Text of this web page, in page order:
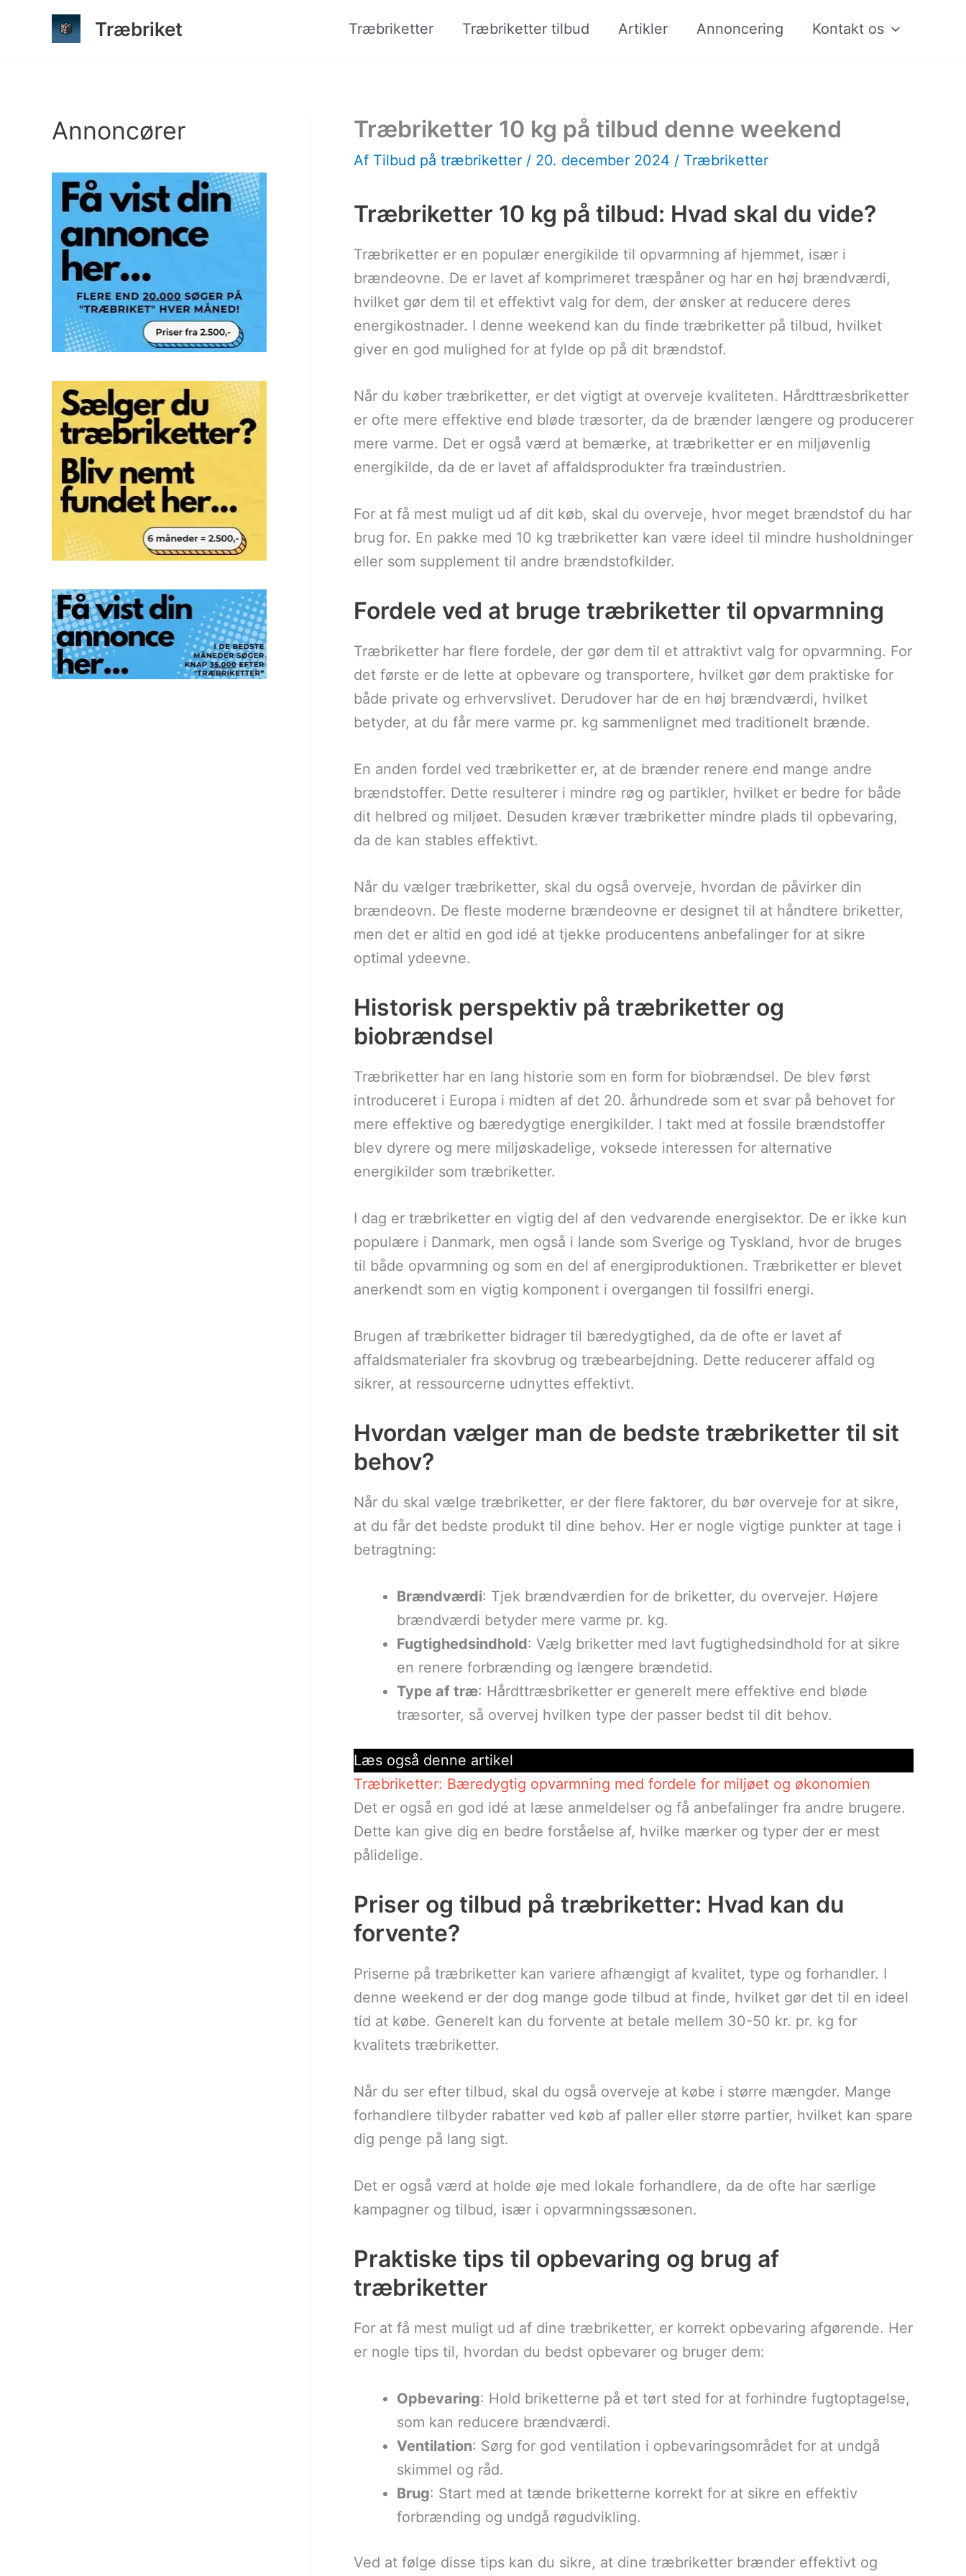
Træbriket Træbriketter Træbriketter tilbud Artikler Annoncering Kontakt os
Annoncører Træbriketter 10 kg på tilbud denne weekend
Af Tilbud på træbriketter / 20. december 2024 / Træbriketter
Træbriketter 10 kg på tilbud: Hvad skal du vide?
Træbriketter er en populær energikilde til opvarmning af hjemmet, især i
brændeovne. De er lavet af komprimeret træspåner og har en høj brændværdi,
hvilket gør dem til et effektivt valg for dem, der ønsker at reducere deres
energikostnader. I denne weekend kan du finde træbriketter på tilbud, hvilket
giver en god mulighed for at fylde op på dit brændstof.
Når du køber træbriketter, er det vigtigt at overveje kvaliteten. Hårdttræsbriketter
er ofte mere effektive end bløde træsorter, da de brænder længere og producerer
mere varme. Det er også værd at bemærke, at træbriketter er en miljøvenlig
energikilde, da de er lavet af affaldsprodukter fra træindustrien.
For at få mest muligt ud af dit køb, skal du overveje, hvor meget brændstof du har
brug for. En pakke med 10 kg træbriketter kan være ideel til mindre husholdninger
eller som supplement til andre brændstofkilder.
Fordele ved at bruge træbriketter til opvarmning
Træbriketter har flere fordele, der gør dem til et attraktivt valg for opvarmning. For
det første er de lette at opbevare og transportere, hvilket gør dem praktiske for
både private og erhvervslivet. Derudover har de en høj brændværdi, hvilket
betyder, at du får mere varme pr. kg sammenlignet med traditionelt brænde.
En anden fordel ved træbriketter er, at de brænder renere end mange andre
brændstoffer. Dette resulterer i mindre røg og partikler, hvilket er bedre for både
dit helbred og miljøet. Desuden kræver træbriketter mindre plads til opbevaring,
da de kan stables effektivt.
Når du vælger træbriketter, skal du også overveje, hvordan de påvirker din
brændeovn. De fleste moderne brændeovne er designet til at håndtere briketter,
men det er altid en god idé at tjekke producentens anbefalinger for at sikre
optimal ydeevne.
Historisk perspektiv på træbriketter og
biobrændsel
Træbriketter har en lang historie som en form for biobrændsel. De blev først
introduceret i Europa i midten af det 20. århundrede som et svar på behovet for
mere effektive og bæredygtige energikilder. I takt med at fossile brændstoffer
blev dyrere og mere miljøskadelige, voksede interessen for alternative
energikilder som træbriketter.
I dag er træbriketter en vigtig del af den vedvarende energisektor. De er ikke kun
populære i Danmark, men også i lande som Sverige og Tyskland, hvor de bruges
til både opvarmning og som en del af energiproduktionen. Træbriketter er blevet
anerkendt som en vigtig komponent i overgangen til fossilfri energi.
Brugen af træbriketter bidrager til bæredygtighed, da de ofte er lavet af
affaldsmaterialer fra skovbrug og træbearbejdning. Dette reducerer affald og
sikrer, at ressourcerne udnyttes effektivt.
Hvordan vælger man de bedste træbriketter til sit
behov?
Når du skal vælge træbriketter, er der flere faktorer, du bør overveje for at sikre,
at du får det bedste produkt til dine behov. Her er nogle vigtige punkter at tage i
betragtning:
Brændværdi: Tjek brændværdien for de briketter, du overvejer. Højere
brændværdi betyder mere varme pr. kg.
Fugtighedsindhold: Vælg briketter med lavt fugtighedsindhold for at sikre
en renere forbrænding og længere brændetid.
Type af træ: Hårdttræsbriketter er generelt mere effektive end bløde
træsorter, så overvej hvilken type der passer bedst til dit behov.
Læs også denne artikel
Træbriketter: Bæredygtig opvarmning med fordele for miljøet og økonomien
Det er også en god idé at læse anmeldelser og få anbefalinger fra andre brugere.
Dette kan give dig en bedre forståelse af, hvilke mærker og typer der er mest
pålidelige.
Priser og tilbud på træbriketter: Hvad kan du
forvente?
Priserne på træbriketter kan variere afhængigt af kvalitet, type og forhandler. I
denne weekend er der dog mange gode tilbud at finde, hvilket gør det til en ideel
tid at købe. Generelt kan du forvente at betale mellem 30-50 kr. pr. kg for
kvalitets træbriketter.
Når du ser efter tilbud, skal du også overveje at købe i større mængder. Mange
forhandlere tilbyder rabatter ved køb af paller eller større partier, hvilket kan spare
dig penge på lang sigt.
Det er også værd at holde øje med lokale forhandlere, da de ofte har særlige
kampagner og tilbud, især i opvarmningssæsonen.
Praktiske tips til opbevaring og brug af
træbriketter
For at få mest muligt ud af dine træbriketter, er korrekt opbevaring afgørende. Her
er nogle tips til, hvordan du bedst opbevarer og bruger dem:
Opbevaring: Hold briketterne på et tørt sted for at forhindre fugtoptagelse,
som kan reducere brændværdi.
Ventilation: Sørg for god ventilation i opbevaringsområdet for at undgå
skimmel og råd.
Brug: Start med at tænde briketterne korrekt for at sikre en effektiv
forbrænding og undgå røgudvikling.
Ved at følge disse tips kan du sikre, at dine træbriketter brænder effektivt og